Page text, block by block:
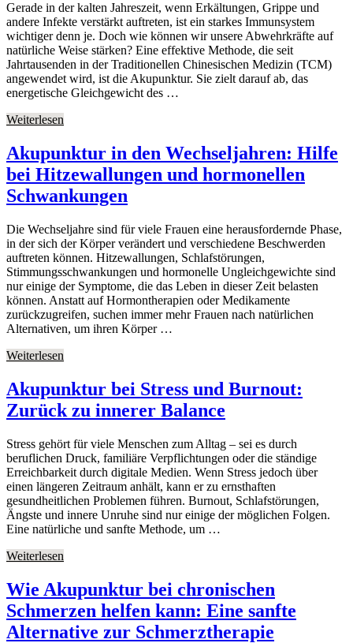
Gerade in der kalten Jahreszeit, wenn Erkältungen, Grippe und
andere Infekte verstärkt auftreten, ist ein starkes Immunsystem
wichtiger denn je. Doch wie können wir unsere Abwehrkräfte auf
natürliche Weise stärken? Eine effektive Methode, die seit
Jahrtausenden in der Traditionellen Chinesischen Medizin (TCM)
angewendet wird, ist die Akupunktur. Sie zielt darauf ab, das
energetische Gleichgewicht des …
Weiterlesen
Akupunktur in den Wechseljahren: Hilfe
bei Hitzewallungen und hormonellen
Schwankungen
Die Wechseljahre sind für viele Frauen eine herausfordernde Phase,
in der sich der Körper verändert und verschiedene Beschwerden
auftreten können. Hitzewallungen, Schlafstörungen,
Stimmungsschwankungen und hormonelle Ungleichgewichte sind
nur einige der Symptome, die das Leben in dieser Zeit belasten
können. Anstatt auf Hormontherapien oder Medikamente
zurückzugreifen, suchen immer mehr Frauen nach natürlichen
Alternativen, um ihren Körper …
Weiterlesen
Akupunktur bei Stress und Burnout:
Zurück zu innerer Balance
Stress gehört für viele Menschen zum Alltag – sei es durch
beruflichen Druck, familiäre Verpflichtungen oder die ständige
Erreichbarkeit durch digitale Medien. Wenn Stress jedoch über
einen längeren Zeitraum anhält, kann er zu ernsthaften
gesundheitlichen Problemen führen. Burnout, Schlafstörungen,
Ängste und innere Unruhe sind nur einige der möglichen Folgen.
Eine natürliche und sanfte Methode, um …
Weiterlesen
Wie Akupunktur bei chronischen
Schmerzen helfen kann: Eine sanfte
Alternative zur Schmerztherapie